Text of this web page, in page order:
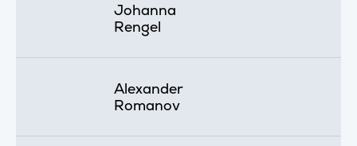
Johanna
Rengel
Alexander
Romanov